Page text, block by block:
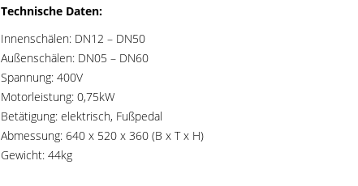
Technische Daten:
Innenschälen: DN12 – DN50
Außenschälen: DN05 – DN60
Spannung: 400V
Motorleistung: 0,75kW
Betätigung: elektrisch, Fußpedal
Abmessung: 640 x 520 x 360 (B x T x H)
Gewicht: 44kg